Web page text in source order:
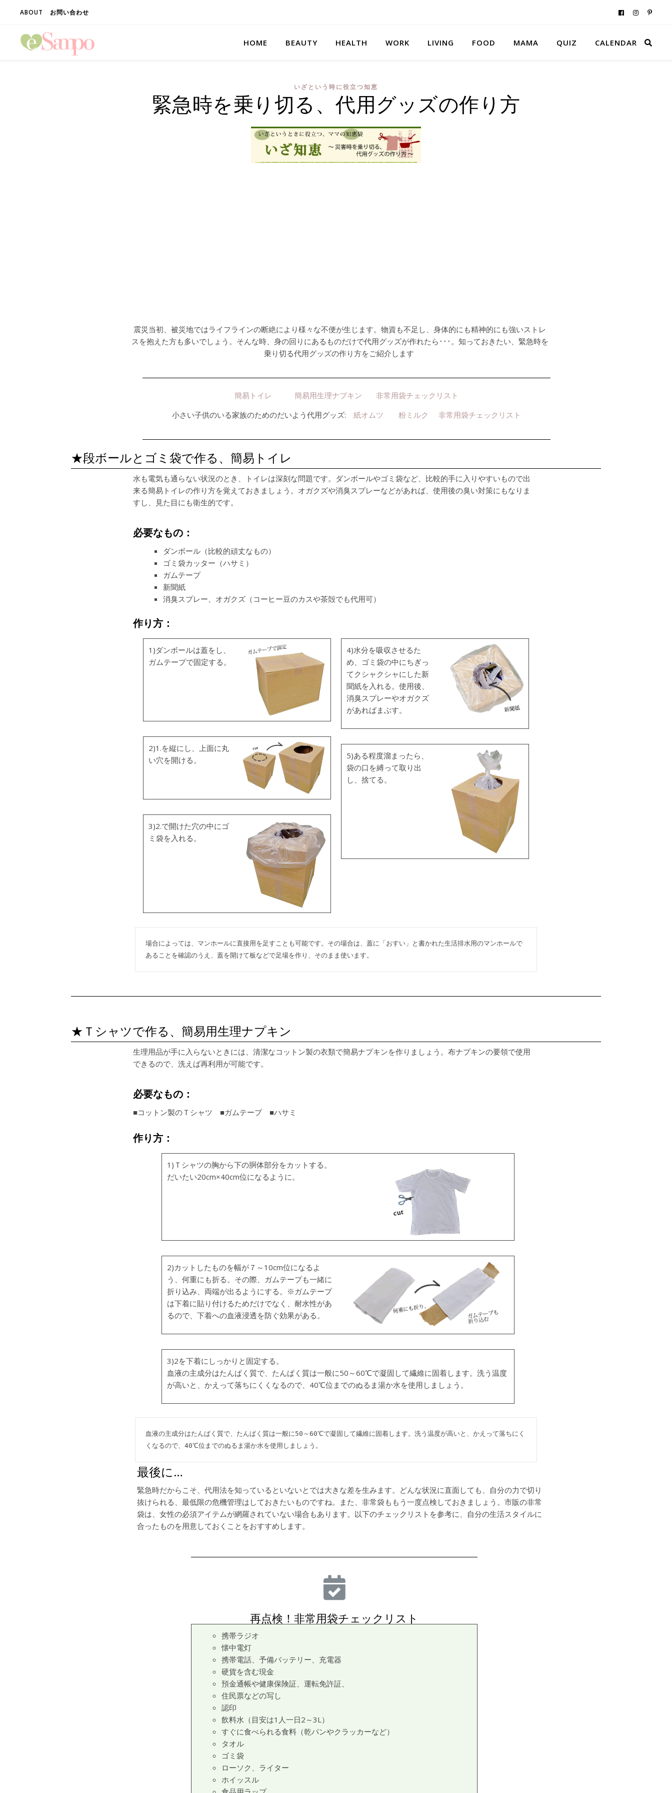
ABOUT お問い合わせ
HOME BEAUTY HEALTH WORK LIVING FOOD MAMA QUIZ CALENDAR
いざという時に役立つ知恵
緊急時を乗り切る、代用グッズの作り方
震災当初、被災地ではライフラインの断絶により様々な不便が生じます。物資も不足し、身体的にも精神的にも強いストレ
スを抱えた方も多いでしょう。そんな時、身の回りにあるものだけで代用グッズが作れたら･･･。知っておきたい、緊急時を
乗り切る代用グッズの作り方をご紹介します
簡易トイレ 簡易用生理ナプキン
非常用袋チェックリスト
小さい子供のいる家族のためのだいよう代用グッズ:紙オムツ 粉ミルク 非常用袋チェックリスト
★段ボールとゴミ袋で作る、簡易トイレ
水も電気も通らない状況のとき、トイレは深刻な問題です。ダンボールやゴミ袋など、比較的手に入りやすいもので出
来る簡易トイレの作り方を覚えておきましょう。オガクズや消臭スプレーなどがあれば、使用後の臭い対策にもなりま
すし、見た目にも衛生的です。
必要なもの：
ダンボール（比較的頑丈なもの）
ゴミ袋カッター（ハサミ）
ガムテープ
新聞紙
消臭スプレー、オガクズ（コーヒー豆のカスや茶殻でも代用可）
作り方：
1)ダンボールは蓋をし、
ガムテープで固定する。
2)1.を縦にし、上面に丸
い穴を開ける。
3)2.で開けた穴の中にゴ
ミ袋を入れる。
4)水分を吸収させるた
め、ゴミ袋の中にちぎっ
てクシャクシャにした新
聞紙を入れる。使用後、
消臭スプレーやオガクズ
があればまぶす。
5)ある程度溜まったら、
袋の口を縛って取り出
し、捨てる。
場合によっては、マンホールに直接用を足すことも可能です。その場合は、蓋に「おすい」と書かれた生活排水用のマンホールで
あることを確認のうえ、蓋を開けて板などで足場を作り、そのまま使います。
★Ｔシャツで作る、簡易用生理ナプキン
生理用品が手に入らないときには、清潔なコットン製の衣類で簡易ナプキンを作りましょう。布ナプキンの要領で使用
できるので、洗えば再利用が可能です。
必要なもの：
■コットン製のＴシャツ ■ガムテープ ■ハサミ
作り方：
1)Ｔシャツの胸から下の胴体部分をカットする。
だいたい20cm×40cm位になるように。
2)カットしたものを幅が７～10cm位になるよ
う、何重にも折る。その際、ガムテープも一緒に
折り込み、両端が出るようにする。※ガムテープ
は下着に貼り付けるためだけでなく、耐水性があ
るので、下着への血液浸透を防ぐ効果がある。
3)2を下着にしっかりと固定する。
血液の主成分はたんぱく質で、たんぱく質は一般に50～60℃で凝固して繊維に固着します。洗う温度
が高いと、かえって落ちにくくなるので、40℃位までのぬるま湯か水を使用しましょう。
血液の主成分はたんぱく質で、たんぱく質は一般に50～60℃で凝固して繊維に固着します。洗う温度が高いと、かえって落ちにく
くなるので、40℃位までのぬるま湯か水を使用しましょう。
最後に…
緊急時だからこそ、代用法を知っているといないとでは大きな差を生みます。どんな状況に直面しても、自分の力で切り
抜けられる、最低限の危機管理はしておきたいものですね。また、非常袋ももう一度点検しておきましょう。市販の非常
袋は、女性の必須アイテムが網羅されていない場合もあります。以下のチェックリストを参考に、自分の生活スタイルに
合ったものを用意しておくことをおすすめします。
再点検！非常用袋チェックリスト
携帯ラジオ
懐中電灯
携帯電話、予備バッテリー、充電器
硬貨を含む現金
預金通帳や健康保険証、運転免許証、
住民票などの写し
認印
飲料水（目安は1人一日2～3L）
すぐに食べられる食料（乾パンやクラッカーなど）
タオル
ゴミ袋
ローソク、ライター
ホイッスル